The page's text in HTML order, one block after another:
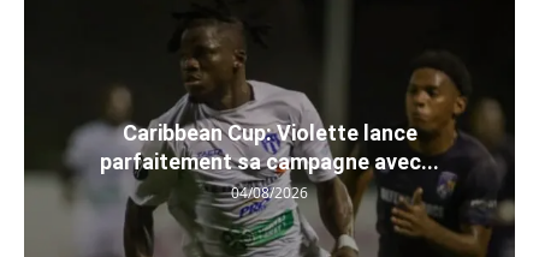
Caribbean Cup: Violette lance
parfaitement sa campagne avec...
04/08/2026